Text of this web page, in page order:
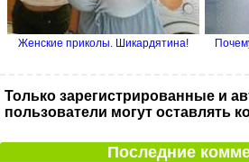
Женские приколы. Шикардятина!
Только зарегистрированные и
пользователи могут оставлять
Последние